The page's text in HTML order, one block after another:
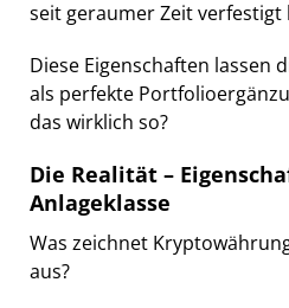
seit geraumer Zeit verfestigt
Diese Eigenschaften lassen
als perfekte
das wirklich so?
Die Realität –
Anlageklasse
Was zeichnet
aus?